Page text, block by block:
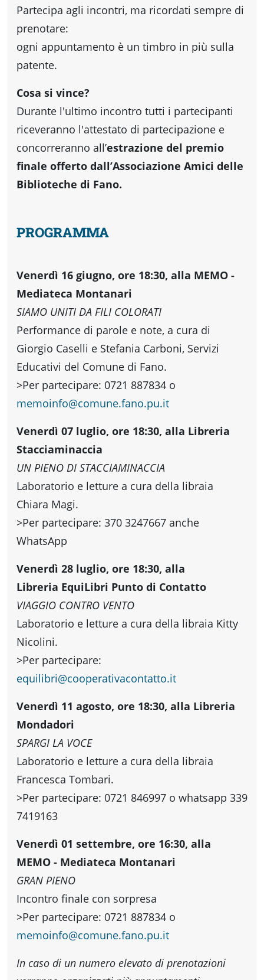
Partecipa agli incontri, ma ricordati sempre di
prenotare:
ogni appuntamento è un timbro in più sulla
patente.
Cosa si vince?
Durante l'ultimo incontro tutti i partecipanti
riceveranno l'attestato di partecipazione e
concorreranno all’estrazione del premio
finale offerto dall’Associazione Amici delle
Biblioteche di Fano.
PROGRAMMA
Venerdì 16 giugno, ore 18:30, alla MEMO -
Mediateca Montanari
SIAMO UNITI DA FILI COLORATI
Performance di parole e note, a cura di
Giorgio Caselli e Stefania Carboni, Servizi
Educativi del Comune di Fano.
>Per partecipare: 0721 887834 o
memoinfo@comune.fano.pu.it
Venerdì 07 luglio, ore 18:30, alla Libreria
Stacciaminaccia
UN PIENO DI STACCIAMINACCIA
Laboratorio e letture a cura della libraia
Chiara Magi.
>Per partecipare: 370 3247667 anche
WhatsApp
Venerdì 28 luglio, ore 18:30, alla
Libreria EquiLibri Punto di Contatto
VIAGGIO CONTRO VENTO
Laboratorio e letture a cura della libraia Kitty
Nicolini.
>Per partecipare:
equilibri@cooperativacontatto.it
Venerdì 11 agosto, ore 18:30, alla Libreria
Mondadori
SPARGI LA VOCE
Laboratorio e letture a cura della libraia
Francesca Tombari.
>Per partecipare: 0721 846997 o whatsapp 339
7419163
Vene rdì 01 settembre, ore 16:30, alla
MEMO - Mediateca Montanari
GRAN PIENO
Incontro finale con sorpresa
>Per partecipare: 0721 887834 o
memoinfo@comune.fano.pu.it
In caso di un numero elevato di prenotazioni